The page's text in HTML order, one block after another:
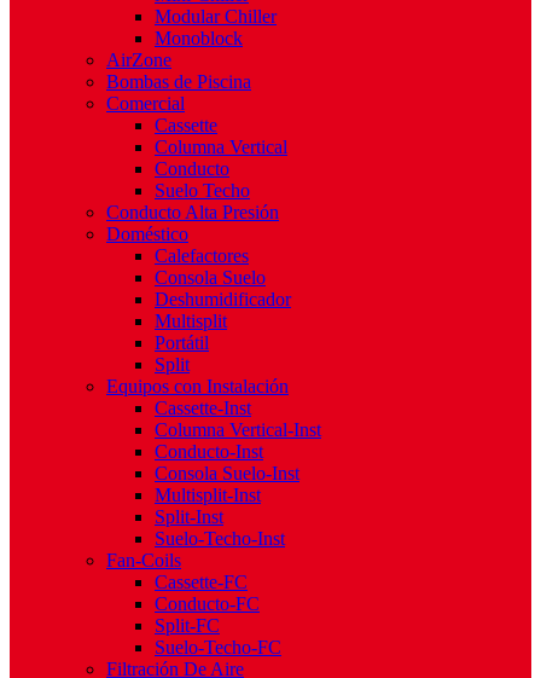
Modular Chiller
Monoblock
AirZone
Bombas de Piscina
Comercial
Cassette
Columna Vertical
Conducto
Suelo Techo
Conducto Alta Presión
Doméstico
Calefactores
Consola Suelo
Deshumidificador
Multisplit
Portátil
Split
Equipos con Instalación
Cassette-Inst
Columna Vertical-Inst
Conducto-Inst
Consola Suelo-Inst
Multisplit-Inst
Split-Inst
Suelo-Techo-Inst
Fan-Coils
Cassette-FC
Conducto-FC
Split-FC
Suelo-Techo-FC
Filtración De Aire